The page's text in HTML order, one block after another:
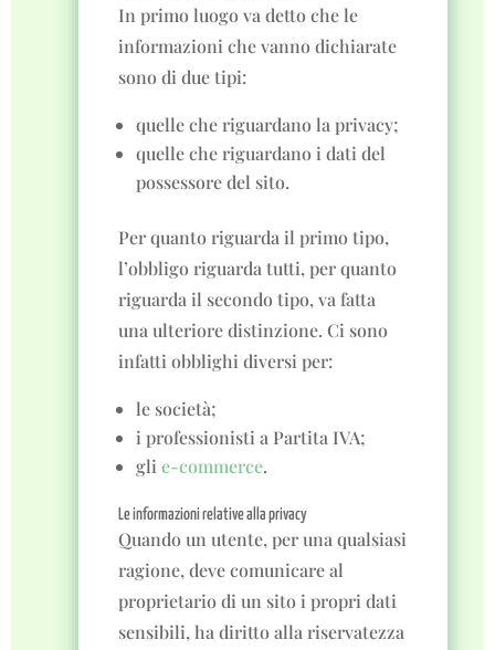
In primo luogo va detto che le
informazioni che vanno dichiarate
sono di due tipi:
quelle che riguardano la privacy;
quelle che riguardano i dati del
possessore del sito.
Per quanto riguarda il primo tipo,
l’obbligo riguarda tutti, per quanto
riguarda il secondo tipo, va fatta
una ulteriore distinzione. Ci sono
infatti obblighi diversi per:
le società;
i professionisti a Partita IVA;
glie-commerce.
Le informazioni relative alla privacy
Quando un utente, per una qualsiasi
ragione, deve comunicare al
proprietario di un sito i propri dati
sensibili, ha diritto alla riservatezza